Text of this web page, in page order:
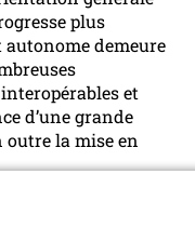
plus
demeure
et
d’une grande
la mise en